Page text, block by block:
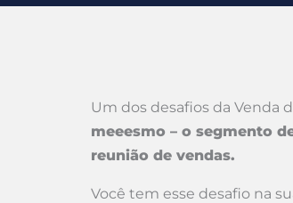
Um dos desafios da Venda
meeesmo – o segmento
reunião de vendas.
Você tem esse desafio na